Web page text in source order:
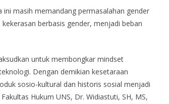
masih memandang permasalahan gender
berbasis gender, menjadi beban
untuk membongkar mindset
Dengan demikian kesetaraan
sosio-kultural dan historis sosial menjadi
Hukum UNS, Dr. Widiastuti, SH, MS,